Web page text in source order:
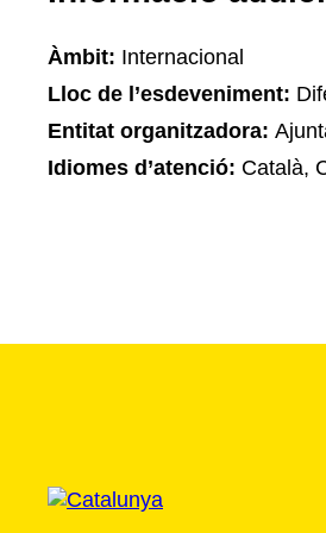
Àmbit: Internacional
Lloc de l’esdeveniment:
Entitat organitzadora:
Idiomes d’atenció: Català,